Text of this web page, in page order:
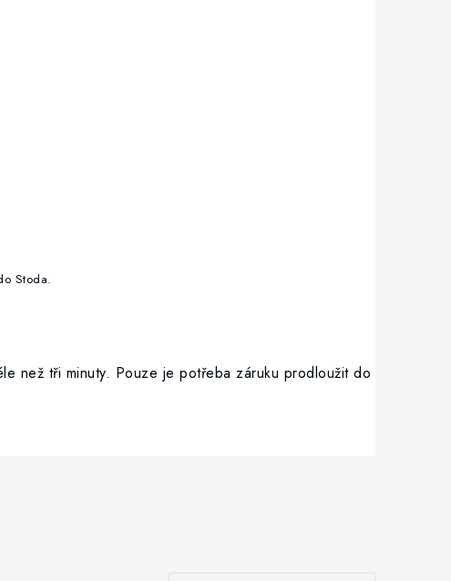
do Stoda.
než tři minuty. Pouze je potřeba záruku prodloužit do